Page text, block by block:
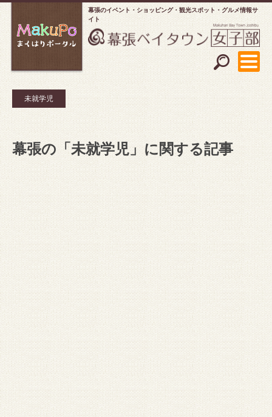
幕張のイベント・ショッピング
観光スポット・グルメ情報サ
イト
未就学児
幕張の「未就学児」に関する記事